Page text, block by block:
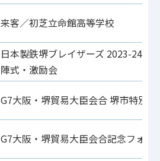
来客／初芝立命館高等学校
日本製鉄堺ブレイザーズ 2023-
陣式・激励会
G7大阪・堺貿易大臣会合 堺市特別
G7大阪・堺貿易大臣会合記念フォー